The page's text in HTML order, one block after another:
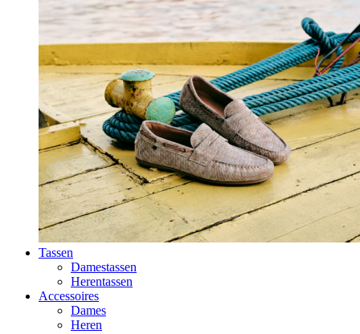
Tassen
Damestassen
Herentassen
Accessoires
Dames
Heren